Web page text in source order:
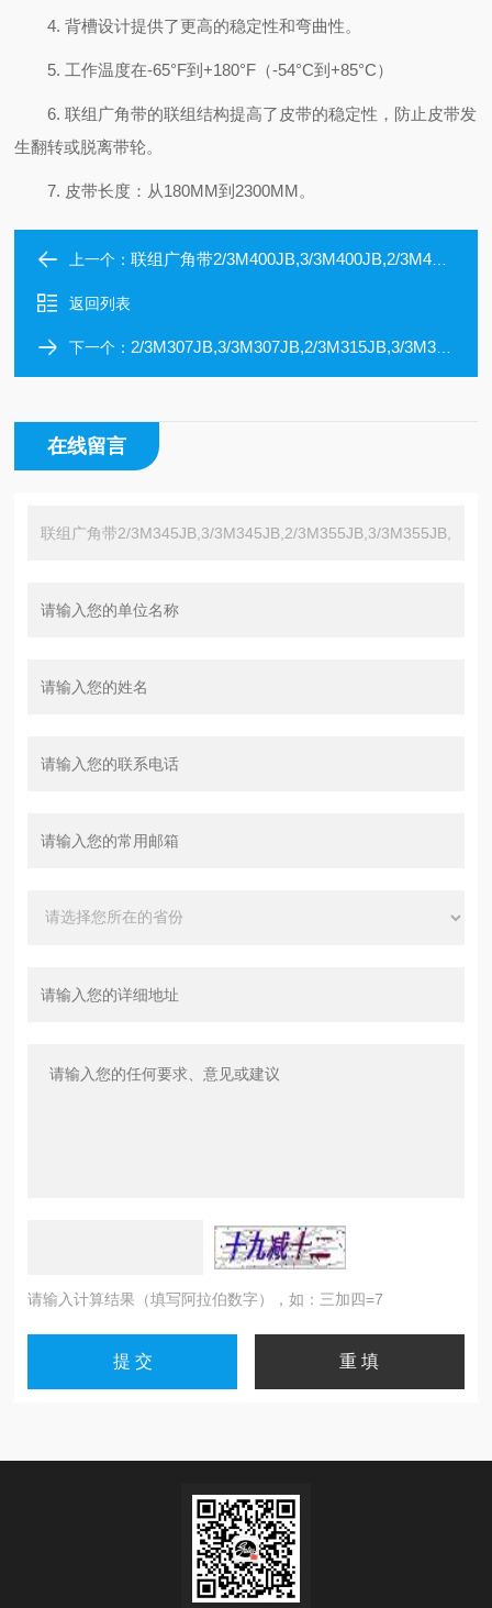
4. 背槽设计提供了更高的稳定性和弯曲性。
5. 工作温度在-65°F到+180°F（-54°C到+85°C）
6. 联组广角带的联组结构提高了皮带的稳定性，防止皮带发
生翻转或脱离带轮。
7. 皮带长度：从180MM到2300MM。
上一个：联组广角带2/3M400JB,3/3M400JB,2/3M406JB,3/3M406JB,2/3M412JB
返回列表
下一个： 2/3M307JB,3/3M307JB,2/3M315JB,3/3M315JB,2/3M319JB联组广角带
在线留言
请输入计算结果（填写阿拉伯数字），如：三加四=7